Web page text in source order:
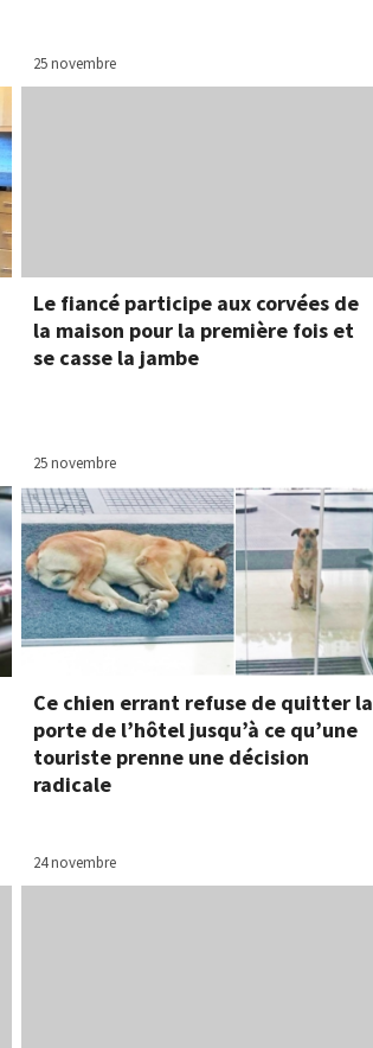
25 novembre
Le fiancé participe aux corvées de
la maison pour la première fois et
se casse la jambe
25 novembre
Ce chien errant refuse de quitter la
porte de l’hôtel jusqu’à ce qu’une
touriste prenne une décision
radicale
24 novembre